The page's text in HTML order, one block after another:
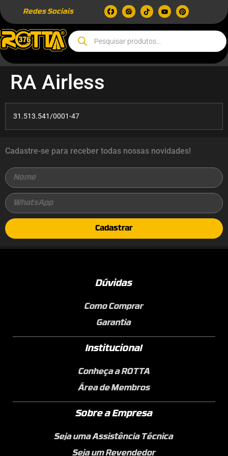
Redes Sociais
RA Airless
31.513.541/0001-47
Cadastre-se para receber todas nossas novidades!
Cadastrar
Dúvidas
Como Comprar
Garantia
Institucional
Conheça a ROTTA
Área de Membros
Sobre a Empresa
Seja uma Assistência Técnica
Seja um Revendedor